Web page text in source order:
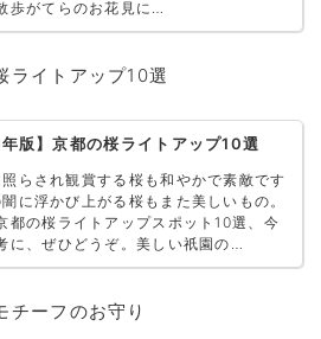
歩がてらのお花見に…
ライトアップ10選
版】京都の桜ライトアップ10選
らされ観賞する桜も和やかで素敵です
に浮かび上がる桜もまた美しいもの。
都の桜ライトアップスポット10選、今
に、ぜひどうぞ。美しい祇園の…
チーフのお守り